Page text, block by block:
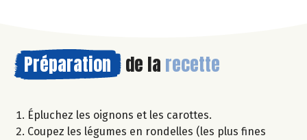
Préparation de la recette
Épluchez les oignons et les carottes.
Coupez les légumes en rondelles (les plus fines